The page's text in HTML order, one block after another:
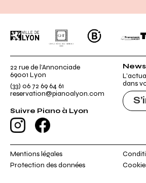
Ville de Lyon GHT B.
22 rue de l’Annonciade
69001 Lyon
(33) 06 72 69 64 61
reservation@pianoalyon.com
Suivre Piano à Lyon
Instagram
dans
Mentions légales
Protection des données